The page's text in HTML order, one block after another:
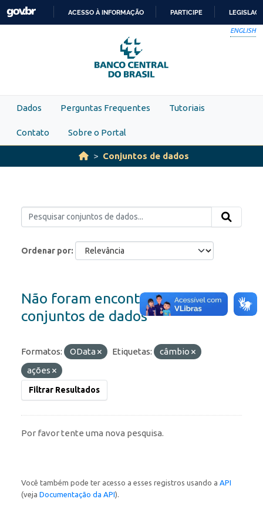
Skip to main content
PARA
O
CONTEÚDO
ACESSO À INFORMAÇÃO PARTICIPE
ENGLISH
Dados Perguntas Frequentes Tutoriais
Contato Sobre o Portal
Conjuntos de dados
Ordenar por
Não foram encontrados
conjuntos de dados
Formatos: OData Etiquetas:
câmbio
ações
Filtrar Resultados
Por favor tente uma nova pesquisa.
Você também pode ter acesso a esses registros usando a API
(veja Documentação da API).